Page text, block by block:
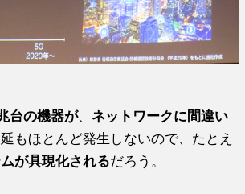
台の機器が、 ネットワークに間違い
もほとんど発生しないので、たとえ
が具現化されるだろう。